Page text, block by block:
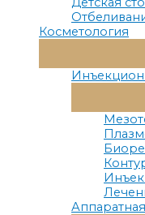
Косметология